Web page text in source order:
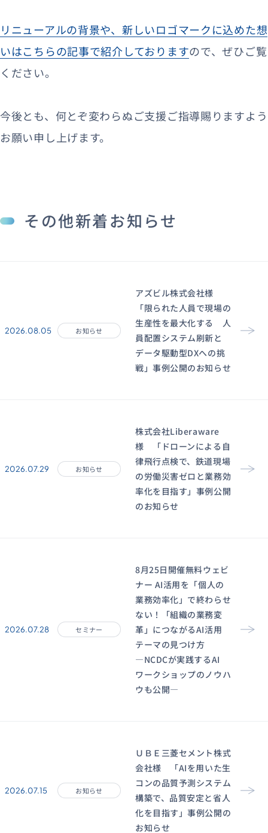
リニューアルの背景や、新しいロゴマークに込めた想
いはこちらの記事で紹介しておりますので、ぜひご覧
ください。
今後とも、何とぞ変わらぬご支援ご指導賜りますよう
お願い申し上げます。
その他新着お知らせ
2026.08.05 お知らせ
アズビル株式会社様
「限られた人員で現場の
生産性を最大化する 人
員配置システム刷新と
データ駆動型DXへの挑
戦」事例公開のお知らせ
2026.07.29 お知らせ
株式会社Liberaware
様 「ドローンによる自
律飛行点検で、鉄道現場
の労働災害ゼロと業務効
率化を目指す」事例公開
のお知らせ
2026.07.28 セミナー
8月25日開催無料ウェビ
ナー AI活用を「個人の
業務効率化」で終わらせ
ない！「組織の業務変
革」につながるAI活用
テーマの見つけ方
―NCDCが実践するAI
ワークショップのノウハ
ウも公開―
2026.07.15 お知らせ
ＵＢＥ三菱セメント株式
会社様 「AIを用いた生
コンの品質予測システム
構築で、品質安定と省人
化を目指す」事例公開の
お知らせ